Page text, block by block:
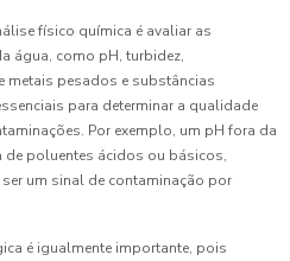
físico química é avaliar as
água, como pH, turbidez,
metais pesados e substâncias
para determinar a qualidade
Por exemplo, um pH fora da
de poluentes ácidos ou básicos,
um sinal de contaminação por
é igualmente importante, pois